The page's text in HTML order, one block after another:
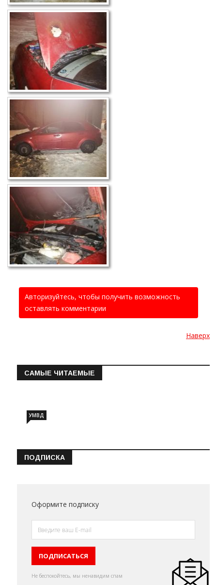
Авторизуйтесь, чтобы получить возможность
оставлять комментарии
Наверх
САМЫЕ ЧИТАЕМЫЕ
УМВД
ПОДПИСКА
Оформите подписку
Не беспокойтесь, мы ненавидим спам